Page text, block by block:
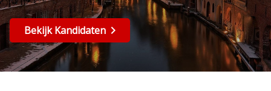
Bekijk Kandidaten